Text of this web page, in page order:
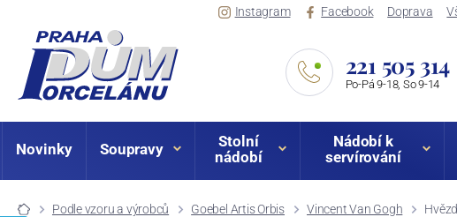
Instagram Facebook Doprava
221 505 314
Po-Pá 9-18, So 9-14
Novinky Soupravy
Stolní
nádobí
Nádobí k
servírování
Podle vzoru a výrobců Goebel Artis Orbis Vincent Van Gogh